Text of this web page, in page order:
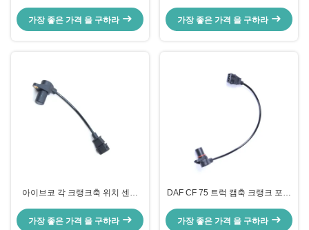
서 크랭크각
가장 좋은 가격 을 구하라
A0011532120
가장 좋은 가격 을 구하라
아이브코 각 크랭크축 위치 센서
위한 크피 센서
가장 좋은 가격 을 구하라
DAF CF 75 트럭 캠축 크랭크 포지
0281002408
가장 좋은 가격 을 구하라